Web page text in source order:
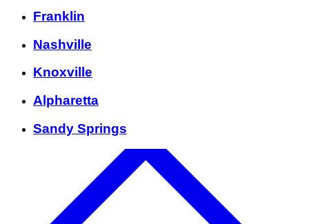
Franklin
Nashville
Knoxville
Alpharetta
Sandy Springs